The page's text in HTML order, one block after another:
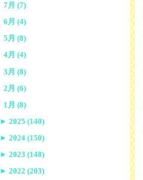
7月 (7)
6月 (4)
5月 (8)
4月 (4)
3月 (8)
2月 (6)
1月 (8)
► 2025 (140)
► 2024 (150)
► 2023 (148)
► 2022 (203)